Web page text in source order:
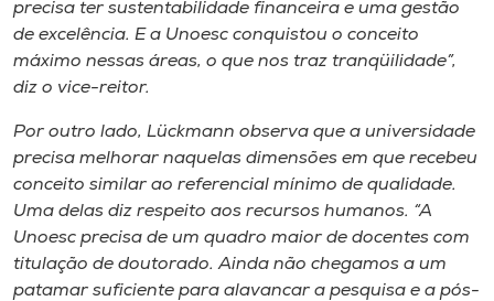
precisa ter sustentabilidade financeira e uma gestão
de excelência. E a Unoesc conquistou o conceito
máximo nessas áreas, o que nos traz tranqüilidade”,
diz o vice-reitor.
Por outro lado, Lückmann observa que a universidade
precisa melhorar naquelas dimensões em que recebeu
conceito similar ao referencial mínimo de qualidade.
Uma delas diz respeito aos recursos humanos. “A
Unoesc precisa de um quadro maior de docentes com
titulação de doutorado. Ainda não chegamos a um
patamar suficiente para alavancar a pesquisa e a pós-